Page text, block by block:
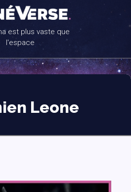
est plus vaste que
l'espace
Leone